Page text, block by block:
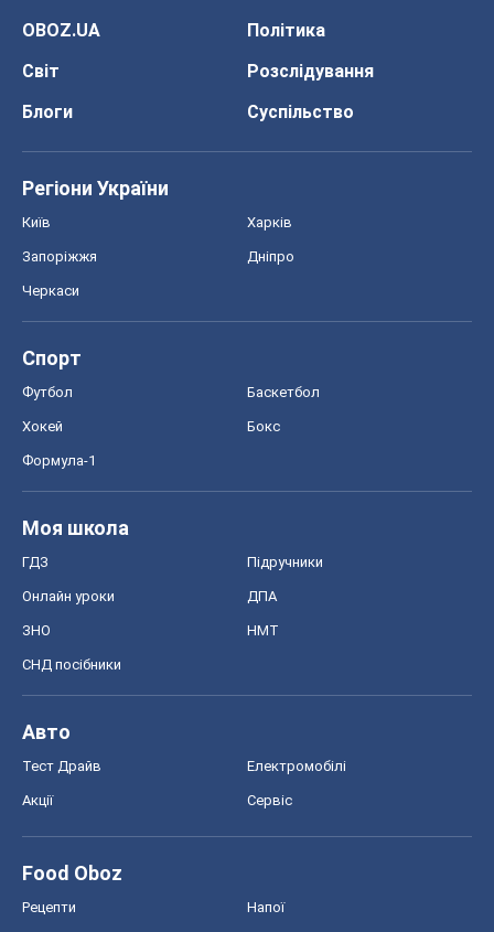
OBOZ.UA
Політика
Світ
Розслідування
Блоги
Суспільство
Регіони України
Київ Харків
Запоріжжя Дніпро
Черкаси
Спорт
Футбол Баскетбол
Хокей Бокс
Формула-1
Моя школа
ГДЗ Підручники
Онлайн уроки ДПА
ЗНО НМТ
СНД посібники
Авто
Тест Драйв Електромобілі
Акції Сервіс
Food Oboz
Рецепти Напої